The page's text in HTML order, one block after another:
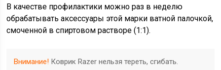
В качестве профилактики можно раз в неделю
обрабатывать аксессуары этой марки ватной палочкой,
смоченной в спиртовом растворе (1:1).
Внимание! Коврик Razer нельзя тереть, сгибать.